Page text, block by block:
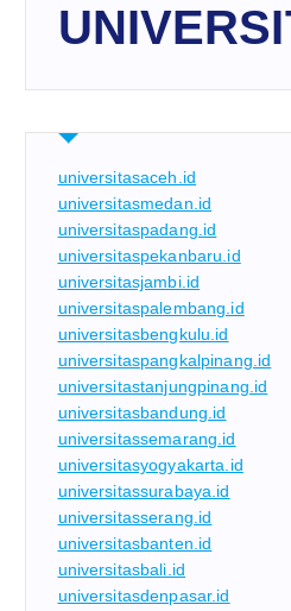
universitasaceh.id
universitasmedan.id
universitaspadang.id
universitaspekanbaru.id
universitasjambi.id
universitaspalembang.id
universitasbengkulu.id
universitaspangkalpinang.id
universitastanjungpinang.id
universitasbandung.id
universitassemarang.id
universitasyogyakarta.id
universitassurabaya.id
universitasserang.id
universitasbanten.id
universitasbali.id
universitasdenpasar.id